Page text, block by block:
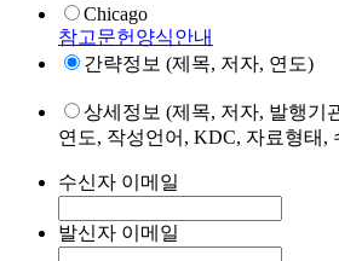
Chicago
참고문헌양식안내
간략정보 (제목, 저자, 연도)
상세정보 (제목, 저자, 발행기
연도, 작성언어, KDC, 자료형태,
수신자 이메일
발신자 이메일